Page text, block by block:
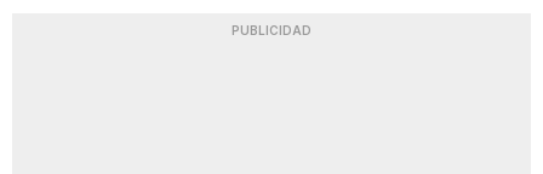
PUBLICIDAD